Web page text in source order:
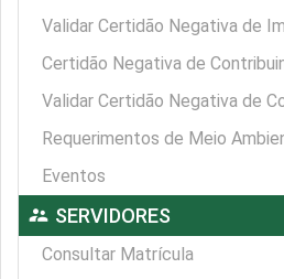
Validar Certidão Negativa de
Certidão Negativa de
Validar Certidão Negativa de
Requerimentos de Meio
Eventos
supervisor_account SERVIDORES
Consultar Matrícula